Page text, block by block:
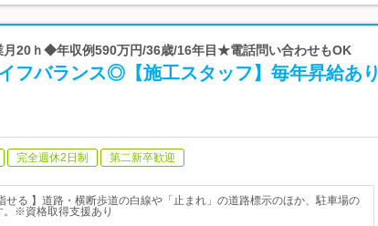
20ｈ◆年収例590万円/36歳/16年目★電話問い合わせもOK
フバランス◎【施工スタッフ】毎年昇給あり
完全週休2日制 第二新卒歓迎
せる 】道路・横断歩道の白線や「止まれ」の道路標示のほか、駐車場の
。※資格取得支援あり